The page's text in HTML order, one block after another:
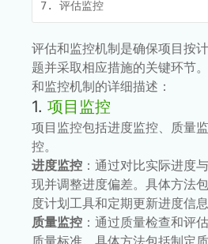
7. 评估监控
评估和监控机制是确保项目按
题并采取相应措施的关键环节
和监控机制的详细描述：
1. 项目监控
项目监控包括进度监控、质量
控。
进度监控 ：通过对比实际进度
现并调整进度偏差。具体方法
度计划工具和定期更新进度信息
质量监控 ：通过质量检查和评
质量标准。具体方法包括制定